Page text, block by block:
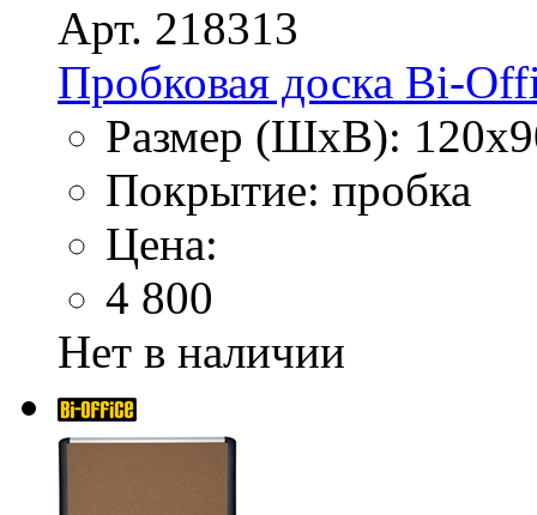
Арт. 218313
Пробковая доска Bi-
Размер (ШхВ):
Покрытие: пробка
Цена:
4 800
Нет в наличии